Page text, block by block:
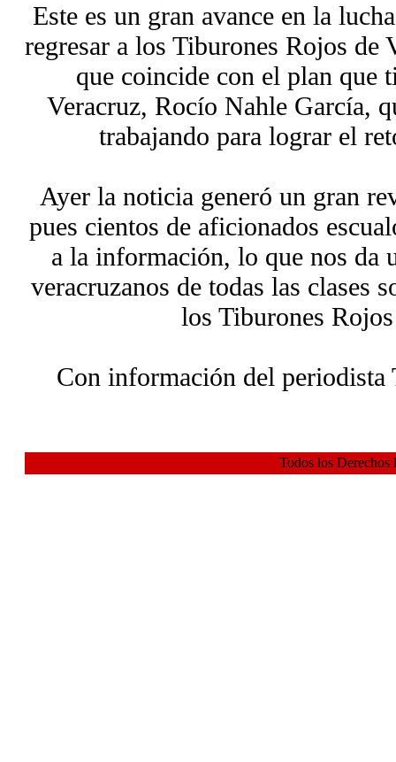
Este es un gran avance en la
regresar a los Tiburones Rojos
que coincide con el plan que
Veracruz, Rocío Nahle García,
trabajando para lograr el
Ayer la noticia generó un gran
pues cientos de aficionados
a la información, lo que nos da
veracruzanos de todas las clases
los Tiburones
Con información del
Todos los Derechos